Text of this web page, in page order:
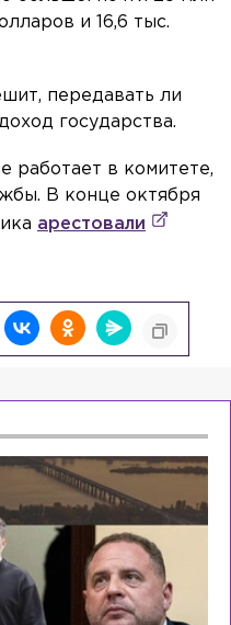
и 16,6 тыс.
передавать ли
государства.
работает в комитете,
В конце октября
арестовали